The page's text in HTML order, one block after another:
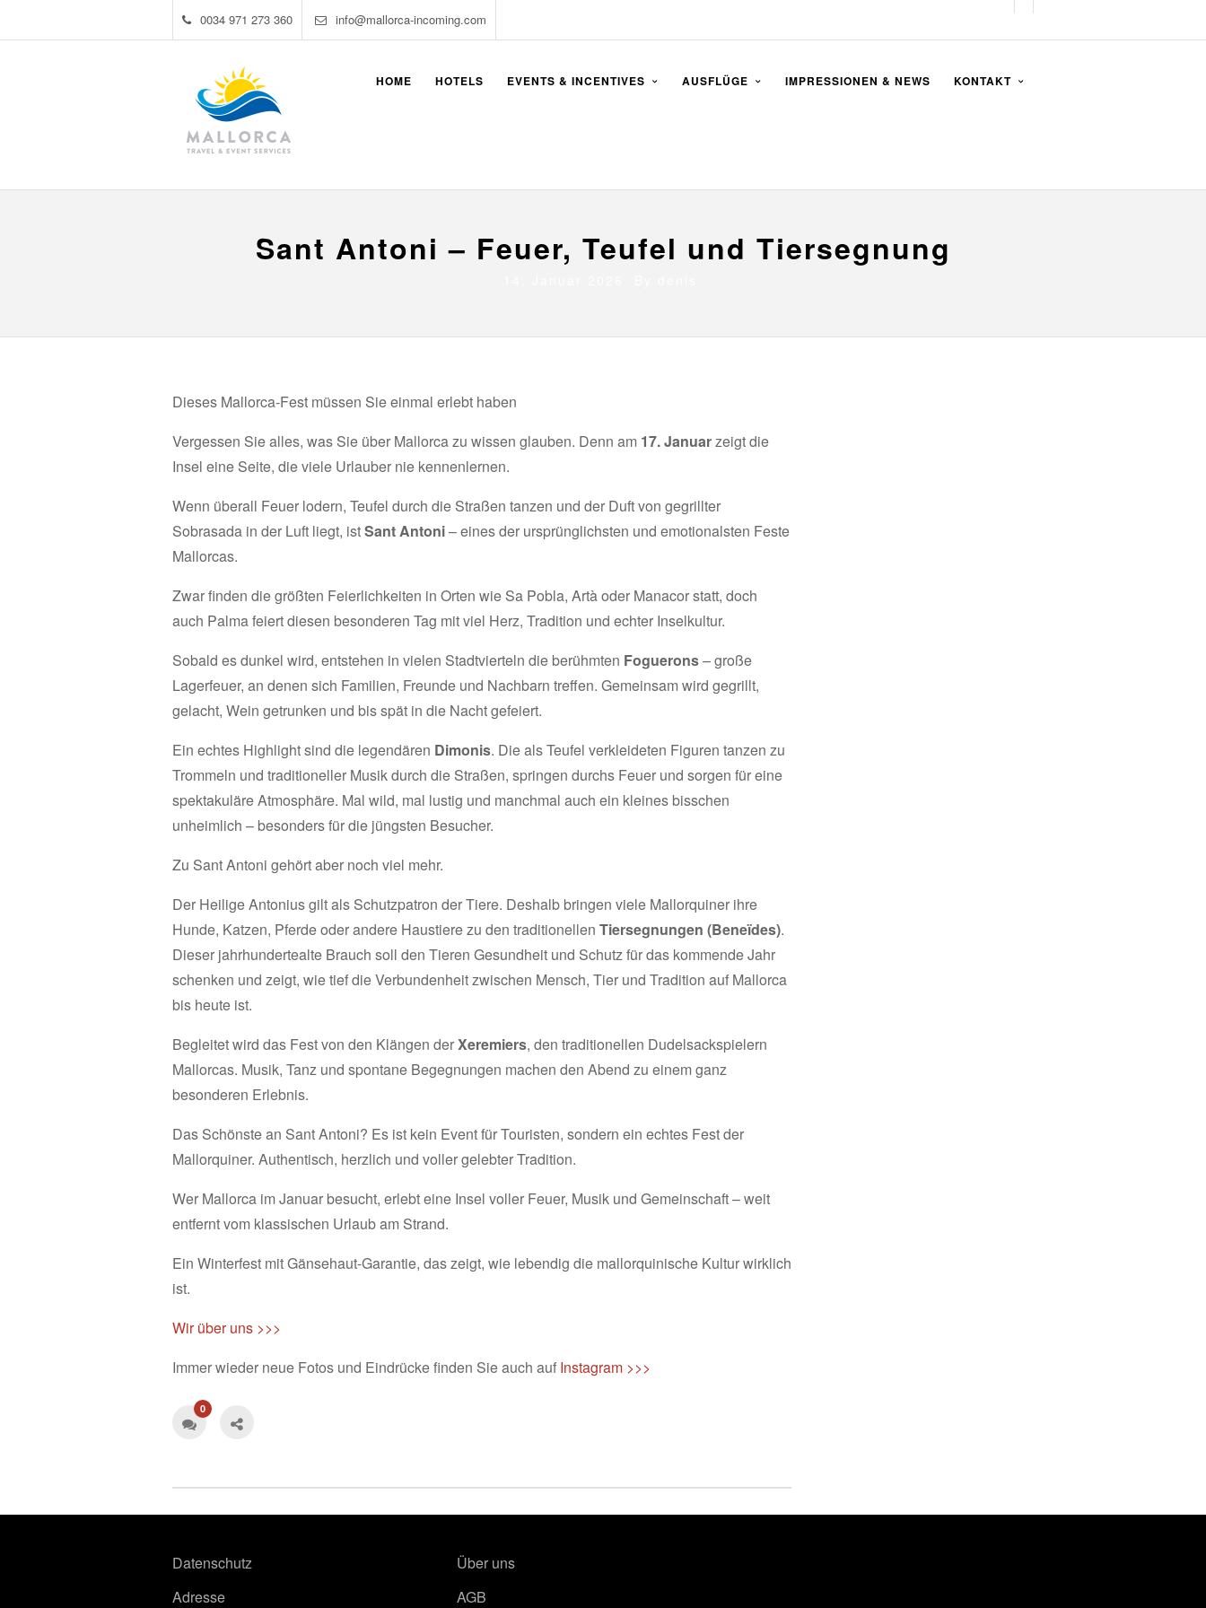
0034 971 273 360 info@mallorca-incoming.com
HOME HOTELS EVENTS & INCENTIVES AUSFLÜGE IMPRESSIONEN & NEWS KONTAKT
Sant Antoni – Feuer, Teufel und Tiersegnung
Dieses Mallorca-Fest müssen Sie einmal erlebt haben
Vergessen Sie alles, was Sie über Mallorca zu wissen glauben. Denn am 17. Januarzeigt die
Insel eine Seite, die viele Urlauber nie kennenlernen.
Wenn überall Feuer lodern, Teufel durch die Straßen tanzen und der Duft von gegrillter
Sobrasada in der Luft liegt, istSant Antoni– eines der ursprünglichsten und emotionalsten Feste
Mallorcas.
Zwar finden die größten Feierlichkeiten in Orten wie Sa Pobla, Artà oder Manacor statt, doch
auch Palma feiert diesen besonderen Tag mit viel Herz, Tradition und echter Inselkultur.
Sobald es dunkel wird, entstehen in vielen Stadtvierteln die berühmten Foguerons– große
Lagerfeuer, an denen sich Familien, Freunde und Nachbarn treffen. Gemeinsam wird gegrillt,
gelacht, Wein getrunken und bis spät in die Nacht gefeiert.
Ein echtes Highlight sind die legendären Dimonis. Die als Teufel verkleideten Figuren tanzen zu
Trommeln und traditioneller Musik durch die Straßen, springen durchs Feuer und sorgen für eine
spektakuläre Atmosphäre. Mal wild, mal lustig und manchmal auch ein kleines bisschen
unheimlich – besonders für die jüngsten Besucher.
Zu Sant Antoni gehört aber noch viel mehr.
Der Heilige Antonius gilt als Schutzpatron der Tiere. Deshalb bringen viele Mallorquiner ihre
Hunde, Katzen, Pferde oder andere Haustiere zu den traditionellen Tiersegnungen (Beneïdes).
Dieser jahrhundertealte Brauch soll den Tieren Gesundheit und Schutz für das kommende Jahr
schenken und zeigt, wie tief die Verbundenheit zwischen Mensch, Tier und Tradition auf Mallorca
bis heute ist.
Begleitet wird das Fest von den Klängen derXeremiers, den traditionellen Dudelsackspielern
Mallorcas. Musik, Tanz und spontane Begegnungen machen den Abend zu einem ganz
besonderen Erlebnis.
Das Schönste an Sant Antoni? Es ist kein Event für Touristen, sondern ein echtes Fest der
Mallorquiner. Authentisch, herzlich und voller gelebter Tradition.
Wer Mallorca im Januar besucht, erlebt eine Insel voller Feuer, Musik und Gemeinschaft – weit
entfernt vom klassischen Urlaub am Strand.
Ein Winterfest mit Gänsehaut-Garantie, das zeigt, wie lebendig die mallorquinische Kultur wirklich
ist.
Wir über uns >>>
Immer wieder neue Fotos und Eindrücke finden Sie auch auf Instagram >>>
0
Datenschutz
Adresse
Über uns
AGB